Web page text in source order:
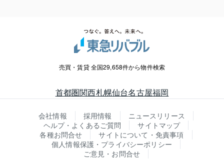
売買・賃貸 全国29,658件から物件検索
首都圏関西札幌仙台名古屋福岡
会社情報 採用情報
ニュースリリース
ヘルプ・よくあるご質問
サイトマップ
各種お問合せ
サイトについて・免責事項
個人情報保護・プライバシーポリシー
ご意見・お問合せ